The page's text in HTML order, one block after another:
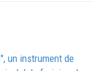
un instrument de